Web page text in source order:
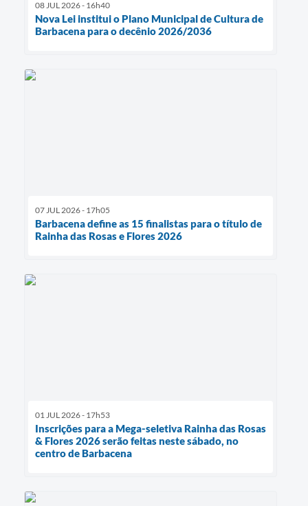
08 JUL 2026 - 16h40
Nova Lei institui o Plano Municipal de Cultura de
Barbacena para o decênio 2026/2036
07 JUL 2026 - 17h05
Barbacena define as 15 finalistas para o título de
Rainha das Rosas e Flores 2026
01 JUL 2026 - 17h53
Inscrições para a Mega-seletiva Rainha das Rosas
& Flores 2026 serão feitas neste sábado, no
centro de Barbacena